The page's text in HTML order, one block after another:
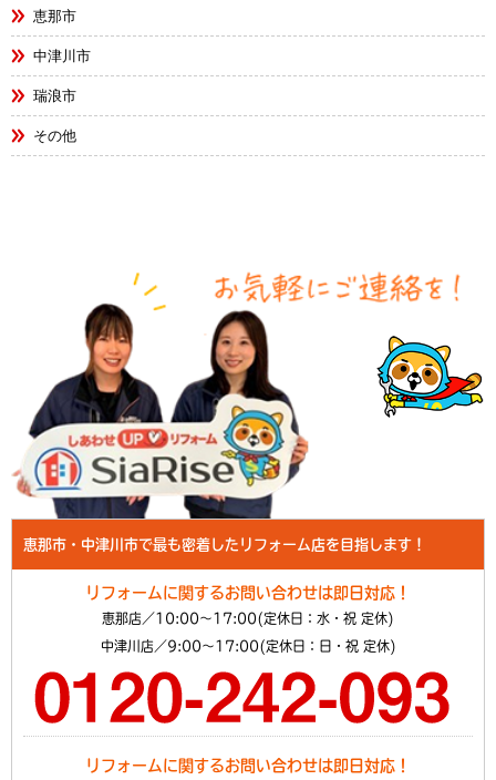
恵那市
中津川市
瑞浪市
その他
恵那市・中津川市で最も密着したリフォーム店を目指します！
リフォームに関するお問い合わせは即日対応！
恵那店／10:00～17:00(定休日：水・祝 定休)
中津川店／9:00～17:00(定休日：日・祝 定休)
リフォームに関するお問い合わせは即日対応！